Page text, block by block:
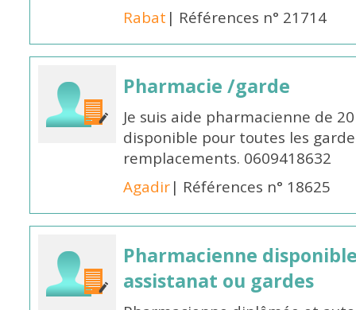
Rabat | Références n° 21714
Pharmacie /garde
Je suis aide pharmacienne de
disponible pour toutes les
remplacements. 0609418632
Agadir| Références n° 18625
Pharmacienne
assistanat ou gardes